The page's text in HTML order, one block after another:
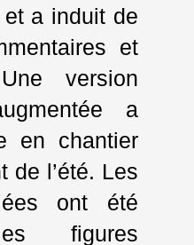
a induit de
et
version
a
en chantier
de l’été. Les
ont été
figures